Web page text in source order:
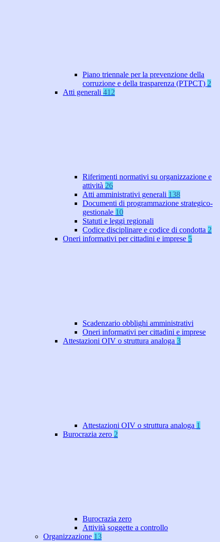
Piano triennale per la prevenzione della
corruzione e della trasparenza (PTPCT) 2
Atti generali 412
Riferimenti normativi su organizzazione e
attività 26
Atti amministrativi generali 138
Documenti di programmazione strategico-
gestionale 10
Statuti e leggi regionali
Codice disciplinare e codice di condotta 2
Oneri informativi per cittadini e imprese 5
Scadenzario obblighi amministrativi
Oneri informativi per cittadini e imprese
Attestazioni OIV o struttura analoga 3
Attestazioni OIV o struttura analoga 1
Burocrazia zero 2
Burocrazia zero
Attività soggette a controllo
Organizzazione 13